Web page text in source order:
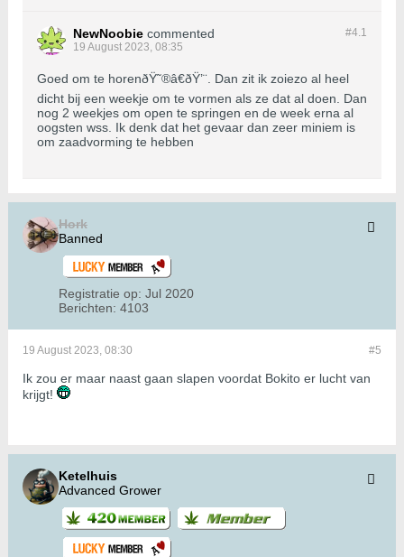
#4.1
NewNoobie commented
19 August 2023, 08:35
Goed om te horenðŸ˜®â€ðŸ’¨. Dan zit ik zoiezo al heel
dicht bij een weekje om te vormen als ze dat al doen. Dan
nog 2 weekjes om open te springen en de week erna al
oogsten wss. Ik denk dat het gevaar dan zeer miniem is
om zaadvorming te hebben
Hork
Banned
Registratie op: Jul 2020
Berichten: 4103
#5
19 August 2023, 08:30
Ik zou er maar naast gaan slapen voordat Bokito er lucht van
krijgt!
Ketelhuis
Advanced Grower